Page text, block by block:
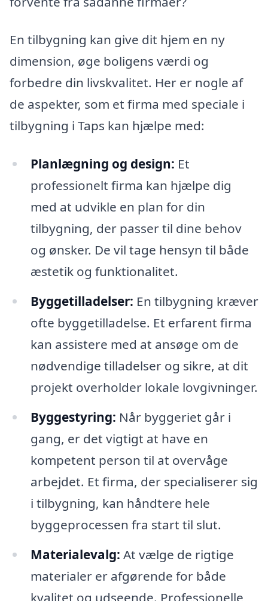
En tilbygning kan give dit hjem en ny
dimension, øge boligens værdi og
forbedre din livskvalitet. Her er nogle af
de aspekter, som et firma med speciale i
tilbygning i Taps kan hjælpe med:
Planlægning og design: Et
professionelt firma kan hjælpe dig
med at udvikle en plan for din
tilbygning, der passer til dine behov
og ønsker. De vil tage hensyn til både
æstetik og funktionalitet.
Byggetilladelser: En tilbygning kræver
ofte byggetilladelse. Et erfarent firma
kan assistere med at ansøge om de
nødvendige tilladelser og sikre, at dit
projekt overholder lokale lovgivninger.
Byggestyring: Når byggeriet går i
gang, er det vigtigt at have en
kompetent person til at overvåge
arbejdet. Et firma, der specialiserer sig
i tilbygning, kan håndtere hele
byggeprocessen fra start til slut.
Materialevalg: At vælge de rigtige
materialer er afgørende for både
kvalitet og udseende. Professionelle